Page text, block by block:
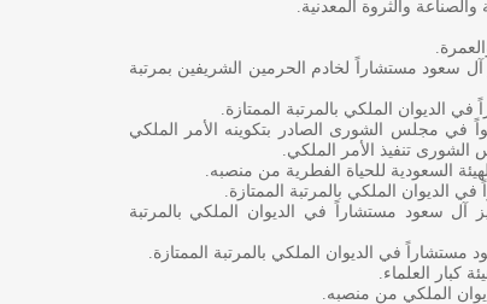
والثروة المعدنية.
سعود مستشاراً لخادم الحرمين الشريفين بمرتبة
الديوان الملكي بالمرتبة الممتازة.
مجلس الشورى الصادر بتكوينه الأمر الملكي
السعودية للحياة الفطرية من منصبه.
الديوان الملكي بالمرتبة الممتازة.
آل سعود مستشاراً في الديوان الملكي بالمرتبة
في الديوان الملكي بالمرتبة الممتازة.
كبار العلماء.
الملكي من منصبه.